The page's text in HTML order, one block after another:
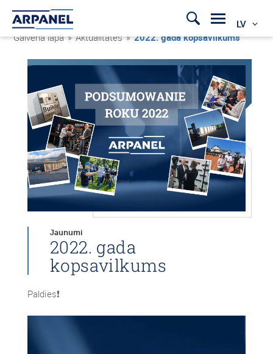
LV
Galvenā lapa » Aktualitātes »2022. gada kopsavilkums
Jaunumi
2022. gada
kopsavilkums
Paldies❗